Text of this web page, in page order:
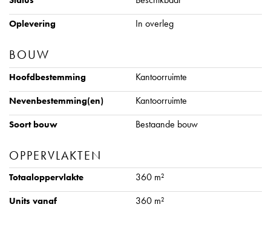
Bedrijfsdoeleinden tot en met categorie 2 conform
bestemmingsplan ‘Langeraar en Papenveer’.
Voor de verhuur is beschikbaar:
• Begane grond: ca. 185 m² kantoorruimte (met de mogelijkheid
95 m² te gebruiken als opslagruimte)
• Totaal: ca. 360 m² v.v.o.
PARKEREN
Er is ruim voldoende parkeergelegenheid op eigen terrein.
Oplevering in overleg
BOUW
Hoofdbestemming Kantoorruimte
Nevenbestemming(en) Kantoorruimte
Soort bouw Bestaande bouw
OPPERVLAKTEN
Totaaloppervlakte 360 m²
Units vanaf 360 m²